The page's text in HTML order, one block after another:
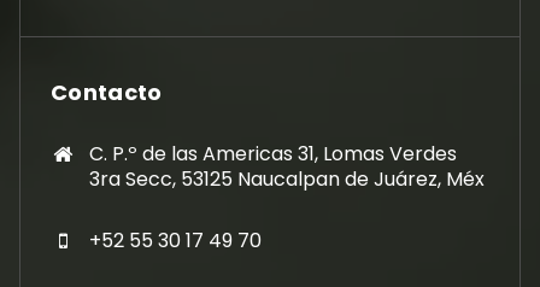
Contacto
C. P.º de las Americas 31, Lomas Verdes
3ra Secc, 53125 Naucalpan de Juárez, Méx
+52 55 30 17 49 70